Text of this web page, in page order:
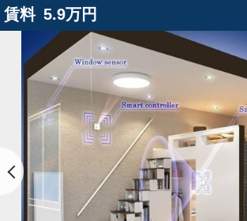
賃料 5.9万円